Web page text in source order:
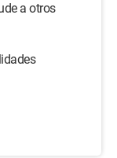
a otros